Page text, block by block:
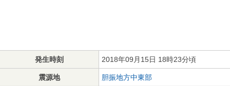
発生時刻 2018年09月15日 18時23分頃
震源地 胆振地方中東部